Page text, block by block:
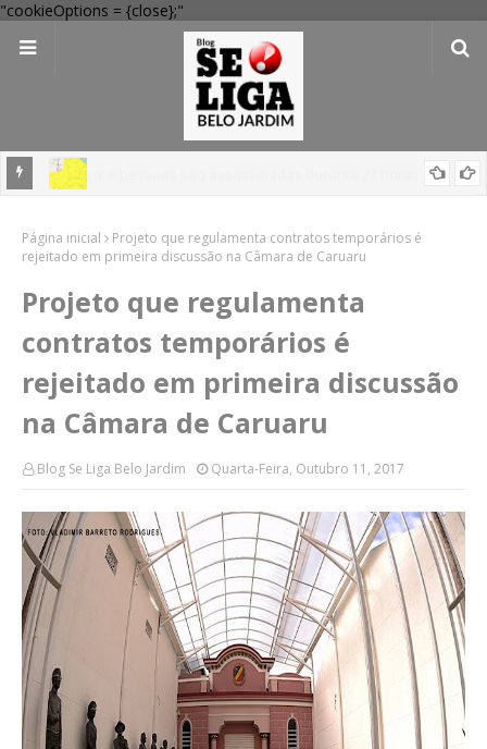
"cookieOptions = {close};"
alerta amarelo de vendaval
Página inicial
Projeto que regulamenta contratos temporários é
rejeitado em primeira discussão na Câmara de Caruaru
Projeto que regulamenta
contratos temporários é
rejeitado em primeira discussão
na Câmara de Caruaru
Blog Se Liga Belo Jardim Quarta-Feira, Outubro 11, 2017